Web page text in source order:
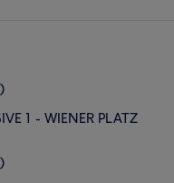
1 - WIENER PLATZ